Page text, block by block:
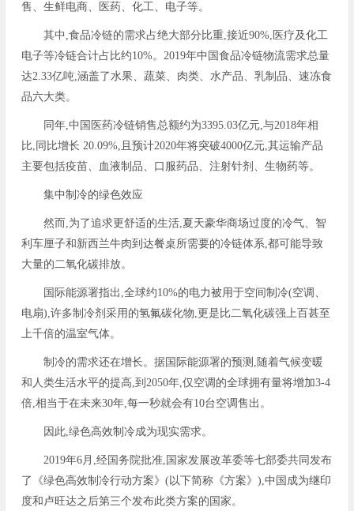
售、生鲜电商、医药、化工、电子等。
其中,食品冷链的需求占绝大部分比重,接近90%,医疗及化工
电子等冷链合计占比约10%。2019年中国食品冷链物流需求总量
达2.33亿吨,涵盖了水果、蔬菜、肉类、水产品、乳制品、速冻食
品六大类。
同年,中国医药冷链销售总额约为3395.03亿元,与2018年相
比,同比增长 20.09%,且预计2020年将突破4000亿元,其运输产品
主要包括疫苗、血液制品、口服药品、注射针剂、生物药等。
集中制冷的绿色效应
然而,为了追求更舒适的生活,夏天豪华商场过度的冷气、智
利车厘子和新西兰牛肉到达餐桌所需要的冷链体系,都可能导致
大量的二氧化碳排放。
国际能源署指出,全球约10%的电力被用于空间制冷(空调、
电扇),许多制冷剂采用的氢氟碳化物,更是比二氧化碳强上百甚至
上千倍的温室气体。
制冷的需求还在增长。据国际能源署的预测,随着气候变暖
和人类生活水平的提高,到2050年,仅空调的全球拥有量将增加3-4
倍,相当于在未来30年,每一秒就会有10台空调售出。
因此,绿色高效制冷成为现实需求。
2019年6月,经国务院批准,国家发展改革委等七部委共同发布
了《绿色高效制冷行动方案》(以下简称《方案》),中国成为继印
度和卢旺达之后第三个发布此类方案的国家。